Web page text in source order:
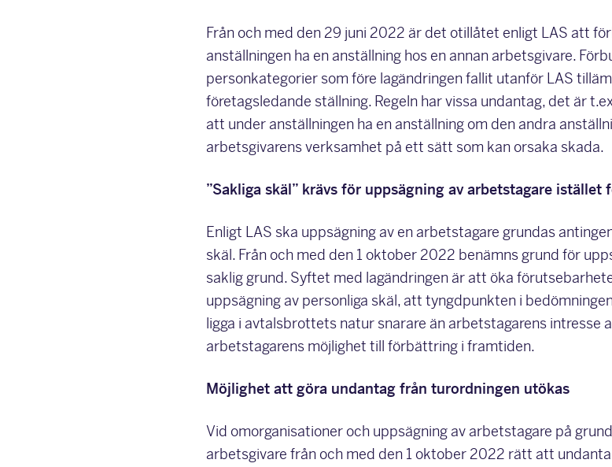
Från och med den 29 juni 2022 är det otillåtet enligt LAS att
anställningen ha en anställning hos en annan arbetsgivare.
personkategorier som före lagändringen fallit utanför LAS
företagsledande ställning. Regeln har vissa undantag, det är
att under anställningen ha en anställning om den andra
arbetsgivarens verksamhet på ett sätt som kan orsaka skada.
”Sakliga skäl” krävs för uppsägning av arbetstagare istället
Enligt LAS ska uppsägning av en arbetstagare grundas
skäl. Från och med den 1 oktober 2022 benämns grund för
saklig grund. Syftet med lagändringen är att öka
uppsägning av personliga skäl, att tyngdpunkten i
ligga i avtalsbrottets natur snarare än arbetstagarens intresse
arbetstagarens möjlighet till förbättring i framtiden.
Möjlighet att göra undantag från turordningen utökas
Vid omorganisationer och uppsägning av arbetstagare på
arbetsgivare från och med den 1 oktober 2022 rätt att